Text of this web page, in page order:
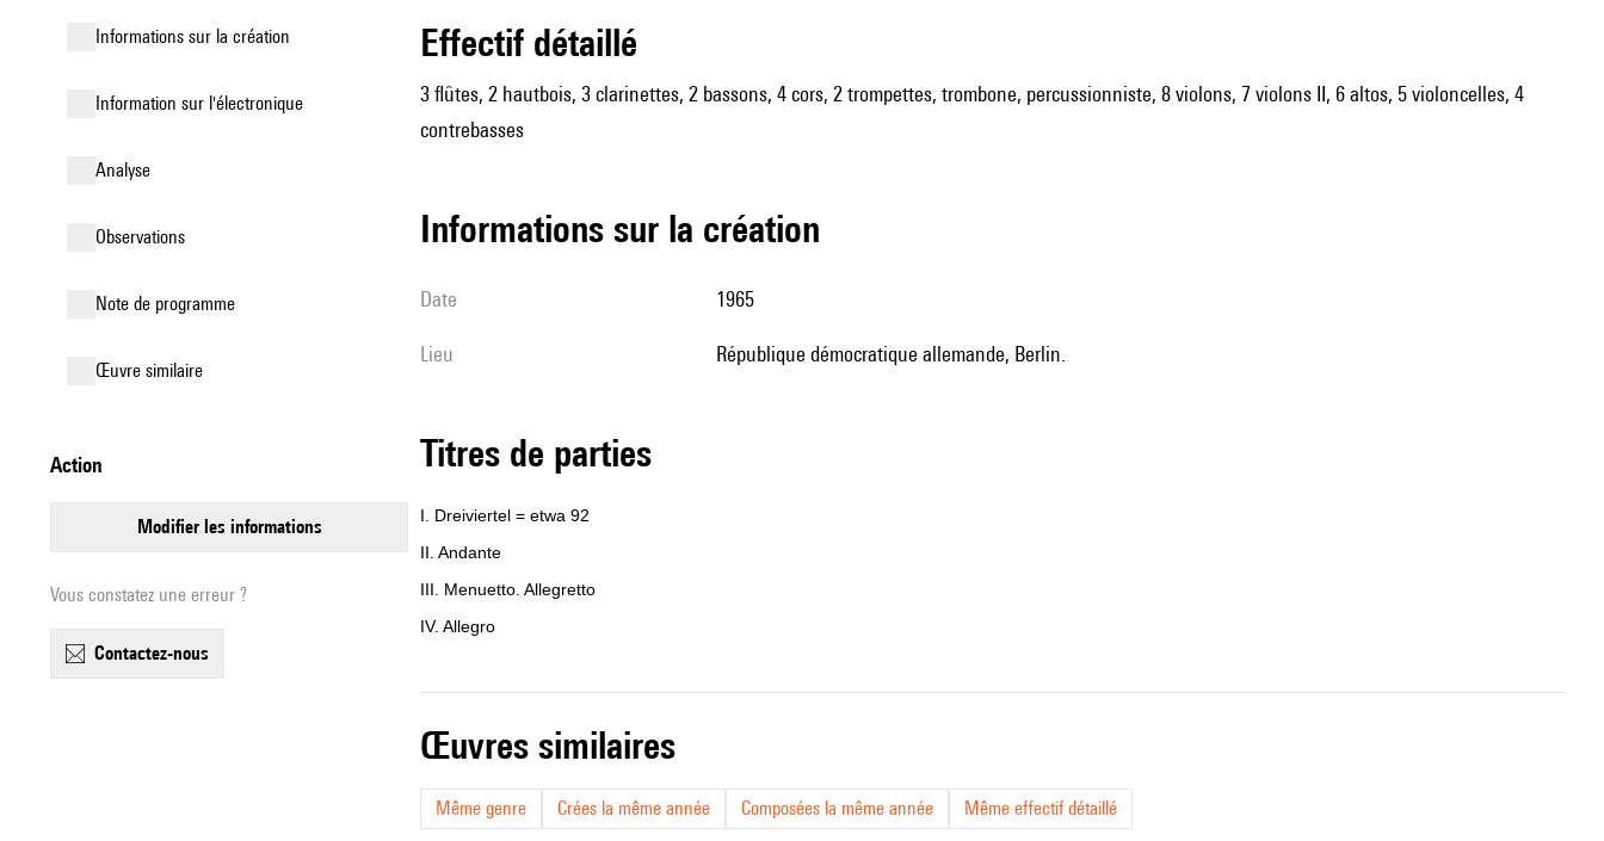
informations sur la création
Information sur l'électronique
analyse
observations
Note de programme
œuvre similaire
action
modifier les informations
Vous constatez une erreur ?
contactez-nous
effectif détaillé
3 flûtes, 2 hautbois, 3 clarinettes, 2 bassons, 4 cors, 2 trompettes, trombone, percussionniste, 8 violons, 7 violons II, 6 altos, 5 violoncelles, 4
contrebasses
informations sur la création
date 1965
lieu République démocratique allemande, Berlin.
Titres de parties
I. Dreiviertel = etwa 92
II. Andante
III. Menuetto. Allegretto
IV. Allegro
œuvres similaires
Même genre Crées la même année Composées la même année Même effectif détaillé